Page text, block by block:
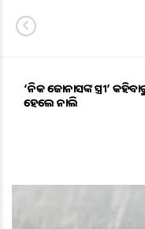
‘ନିକ ଜୋନାସଙ୍କ ସ୍ତ୍ରୀ’
ହେଲେ ନାଲି